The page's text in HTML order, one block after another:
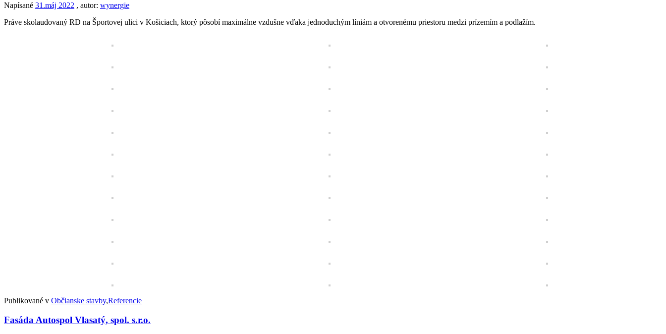
Napísané 31.máj 2022 , autor: wynergie
Práve skolaudovaný RD na Športovej ulici v Košiciach, ktorý pôsobí maximálne vzdušne vďaka jednoduchým líniám a otvorenému priestoru medzi prízemím a podlažím.
Publikované v Občianske stavby,Referencie
Fasáda Autospol Vlasatý, spol. s.r.o.